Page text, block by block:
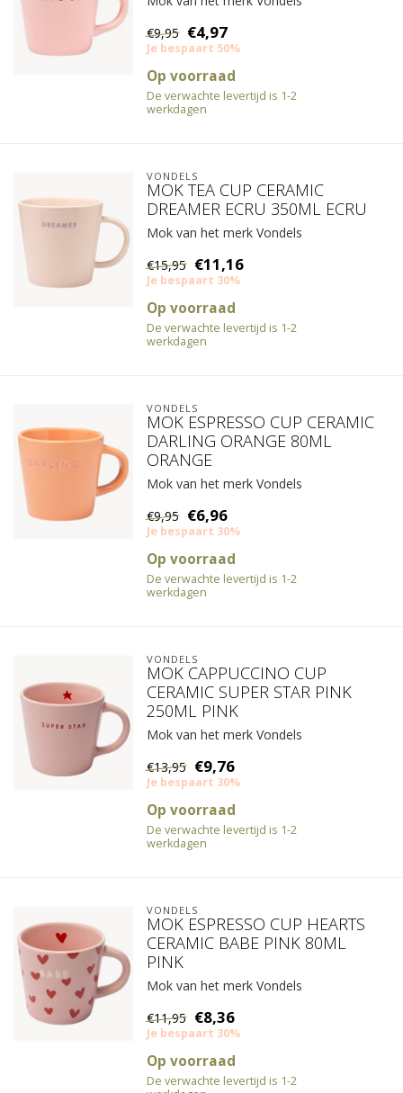
€9,95 €4,97
Je bespaart 50%
Op voorraad
De verwachte levertijd is 1-2
werkdagen
VONDELS
MOK TEA CUP CERAMIC
DREAMER ECRU 350ML ECRU
Mok van het merk Vondels
€15,95 €11,16
Je bespaart 30%
Op voorraad
De verwachte levertijd is 1-2
werkdagen
VONDELS
MOK ESPRESSO CUP CERAMIC
DARLING ORANGE 80ML
ORANGE
Mok van het merk Vondels
€9,95 €6,96
Je bespaart 30%
Op voorraad
De verwachte levertijd is 1-2
werkdagen
VONDELS
MOK CAPPUCCINO CUP
CERAMIC SUPER STAR PINK
250ML PINK
Mok van het merk Vondels
€13,95 €9,76
Je bespaart 30%
Op voorraad
De verwachte levertijd is 1-2
werkdagen
VONDELS
MOK ESPRESSO CUP HEARTS
CERAMIC BABE PINK 80ML
PINK
Mok van het merk Vondels
€11,95 €8,36
Je bespaart 30%
Op voorraad
De verwachte levertijd is 1-2